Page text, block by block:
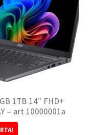
1TB 14″ FHD+
– art 10000001a